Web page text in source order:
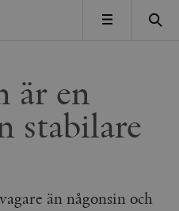
MENY
är en
stabilare
än någonsin och